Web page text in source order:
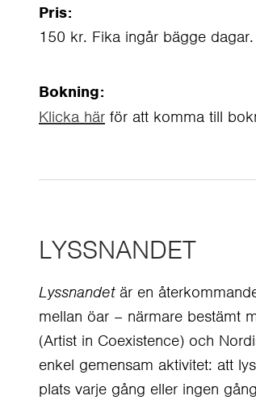
Pris:
150 kr. Fika ingår bägge dagar.
Bokning:
Klicka här för att komma till
LYSSNANDET
Lyssnandetär en
mellan öar – närmare bestämt
(Artist in Coexistence) och
enkel gemensam aktivitet: att
plats varje gång eller ingen